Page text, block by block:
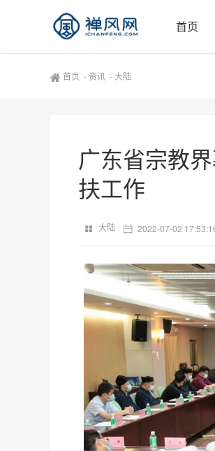
首页
首页 - 资讯 -大陆
广东省宗教
扶工作
大陆 2022-07-02